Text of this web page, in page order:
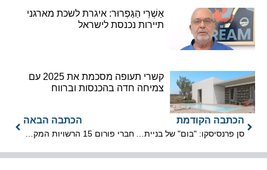
אַשְׁרֵי הַגַּפְרוּר: איגרת לשכת מארגני
תיירות נכנסת לישראל
קשרי תעופה מסכמת את 2025 עם
צמיחה חדה בהכנסות וברווח
הכתבה הקודמת
סן פרנסיסקו: "בום" של בניית מלונות בעיר
הכתבה הבאה
חברי פורום 15 הרשויות המקומיות לנתניהו: בחן מחדש את סגירת שדה דב